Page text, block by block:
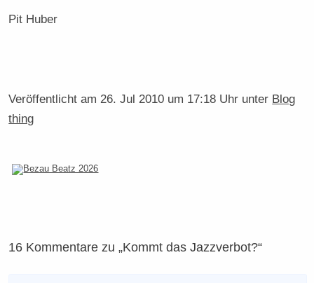
Pit Huber
Veröffentlicht am 26. Jul 2010 um 17:18 Uhr unter Blog
thing
16 Kommentare zu „Kommt das Jazzverbot?“